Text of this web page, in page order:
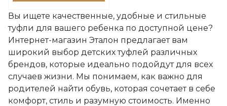
Вы ищете качественные, удобные и стильные
туфли для вашего ребенка по доступной цене?
Интернет-магазин Эталон предлагает вам
широкий выбор детских туфлей различных
брендов, которые идеально подойдут для всех
случаев жизни. Мы понимаем, как важно для
родителей найти обувь, которая сочетает в себе
комфорт, стиль и разумную стоимость. Именно